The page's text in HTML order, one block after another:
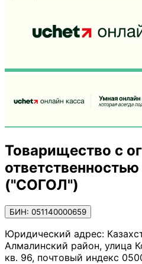
Товарищество с
ответственностью
("СОГОЛ")
БИН: 051140000659
Юридический адрес:
Алмалинский район, улица
кв. 96, почтовый индекс